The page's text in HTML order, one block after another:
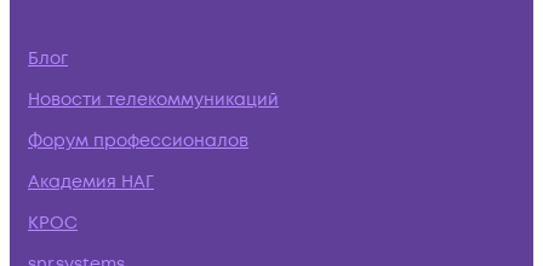
Блог
Новости телекоммуникаций
Форум профессионалов
Академия НАГ
КРОС